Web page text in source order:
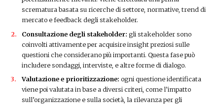
scrematura basata su ricerche di settore, normative, trend di
mercato e feedback degli stakeholder.
Consultazione degli stakeholder: gli stakeholder sono
coinvolti attivamente per acquisire insight preziosi sulle
questioni che considerano più importanti. Questa fase può
includere sondaggi, interviste, e altre forme di dialogo.
Valutazione e prioritizzazione: ogni questione identificata
viene poi valutata in base a diversi criteri, come l’impatto
sull’organizzazione e sulla società, la rilevanza per gli